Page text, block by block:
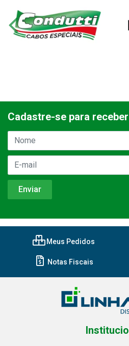
Cadastre-se para
Meus Pedidos
Notas Fiscais